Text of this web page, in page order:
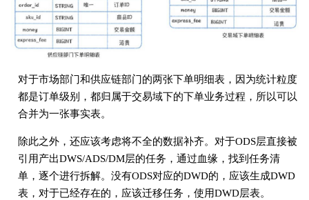
对于市场部⻔和供应链部⻔的两张下单明细表，因为统计粒度
都是订单级别，都归属于交易域下的下单业务过程，所以可以
合并为⼀张事实表。
除此之外，还应该考虑将不全的数据补⻬。对于ODS层直接被
引⽤产出DWS/ADS/DM层的任务，通过⾎缘，找到任务清
单，逐个进⾏拆解。没有ODS对应的DWD的，应该⽣成DWD
表，对于已经存在的，应该迁移任务，使⽤DWD层表。